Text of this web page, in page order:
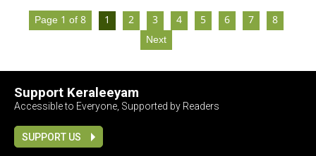
Page 1 of 8 1 2 3 4 5 6 7
8
Next
Support Keraleeyam
Accessible to Everyone, Supported by Readers
SUPPORT US